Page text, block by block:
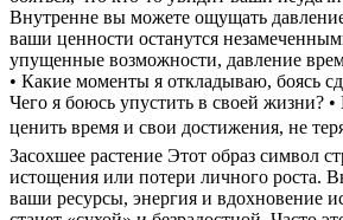
Внутренне вы можете ощущать
ваши ценности останутся
упущенные возможности, давление
• Какие моменты я откладываю, боясь
Чего я боюсь упустить в своей жизни? •
ценить время и свои достижения, не
Засохшее растение Этот образ символ
истощения или потери личного роста.
ваши ресурсы, энергия и вдохновение